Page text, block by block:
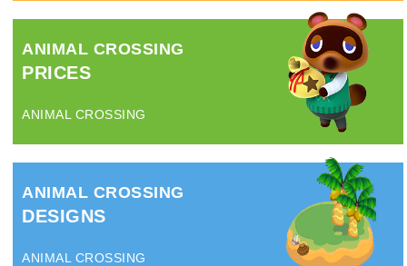
ANIMAL CROSSING
PRICES
ANIMAL CROSSING
ANIMAL CROSSING
DESIGNS
ANIMAL CROSSING